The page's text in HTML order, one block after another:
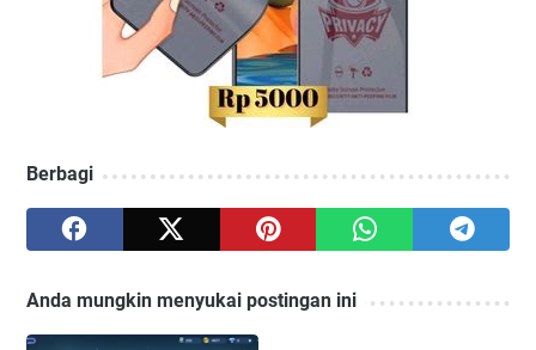
Berbagi
Anda mungkin menyukai postingan ini